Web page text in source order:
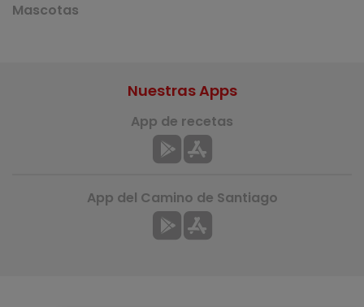
Mascotas
Nuestras Apps
App de recetas
App del Camino de Santiago